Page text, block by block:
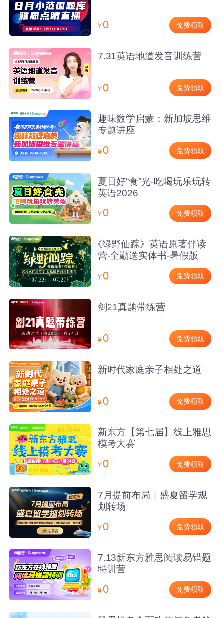
¥0 免费领取
7.31英语地道发音训练营
¥0 免费领取
趣味数学启蒙：新加坡思维
专题讲座
¥0 免费领取
夏日好“食”光-吃喝玩乐玩转
英语2026
¥0 免费领取
《绿野仙踪》英语原著伴读
营-全勤送实体书-暑假版
¥0 免费领取
剑21真题带练营
¥0 免费领取
新时代家庭亲子相处之道
¥0 免费领取
新东方【第七届】线上雅思
模考大赛
¥0 免费领取
7月提前布局｜盛夏留学规
划转场
¥0 免费领取
7.13新东方雅思阅读易错题
特训营
¥0 免费领取